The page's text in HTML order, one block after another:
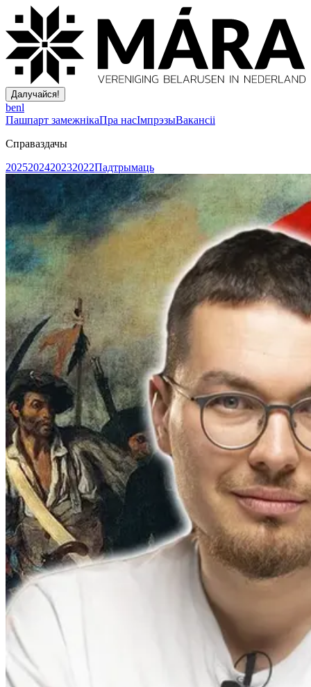
Далучайся!
benl
Пашпарт замежнікаПра насІмпрэзыВакансіі
Справаздачы
2025202420232022Падтрымаць